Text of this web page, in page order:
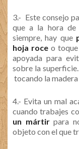
3.- Este consejo
que a la hora de
siempre, hay que
hoja roce o
apoyada para
sobre la
tocando la
4.- Evita un mal
cuando trabajes
un mártirpara
objeto con el que